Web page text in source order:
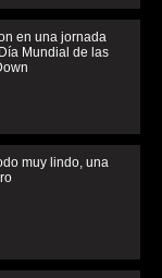
en una jornada
Mundial de las
muy lindo, una